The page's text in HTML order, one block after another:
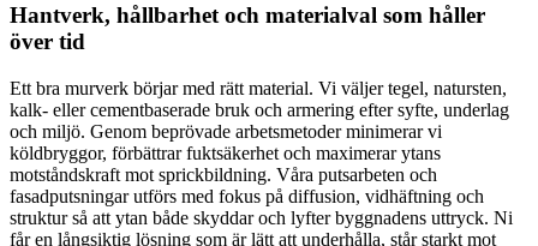
Hantverk, hållbarhet och materialval som håller
över tid
Ett bra murverk börjar med rätt material. Vi väljer tegel, natursten,
kalk- eller cementbaserade bruk och armering efter syfte, underlag
och miljö. Genom beprövade arbetsmetoder minimerar vi
köldbryggor, förbättrar fuktsäkerhet och maximerar ytans
motståndskraft mot sprickbildning. Våra putsarbeten och
fasadputsningar utförs med fokus på diffusion, vidhäftning och
struktur så att ytan både skyddar och lyfter byggnadens uttryck. Ni
får en långsiktig lösning som är lätt att underhålla, står starkt mot